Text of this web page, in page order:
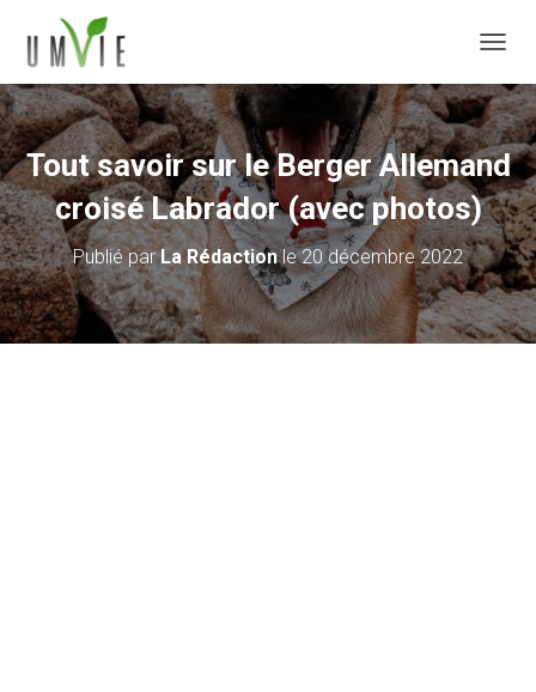
Tout savoir sur le Berger Allemand
croisé Labrador (avec photos)
Publié parLa Rédactionle20 décembre 2022